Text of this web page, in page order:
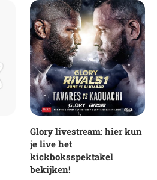
Glory livestream: hier kun
je live het
kickboksspektakel
bekijken!